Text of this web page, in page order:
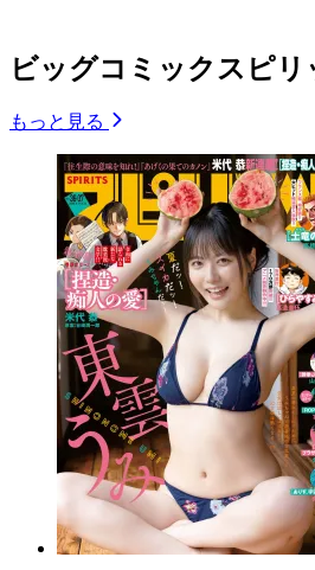
ビッグコミックスピリ
もっと見る